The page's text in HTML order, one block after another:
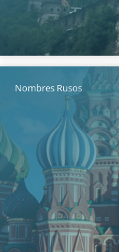
Nombres Rusos